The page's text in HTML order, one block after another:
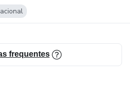
frequentes